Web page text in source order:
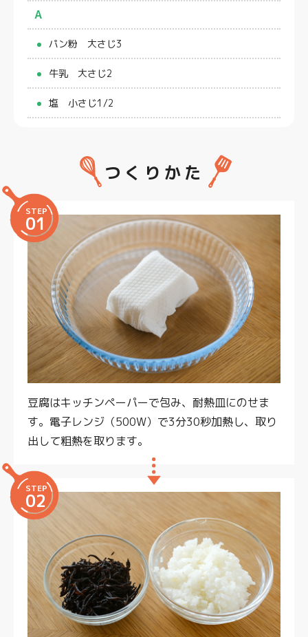
A
パン粉 大さじ3
牛乳 大さじ2
塩 小さじ1/2
つくりかた
STEP
01
豆腐はキッチンペーパーで包み、耐熱皿にのせま
す。電子レンジ（500W）で3分30秒加熱し、取り
出して粗熱を取ります。
STEP
02